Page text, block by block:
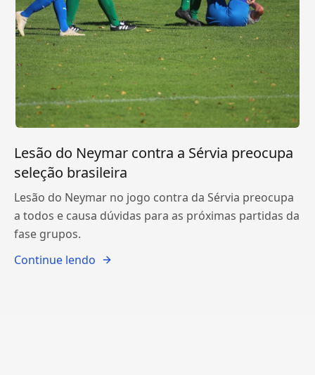
Lesão do Neymar contra a Sérvia preocupa
seleção brasileira
Lesão do Neymar no jogo contra da Sérvia preocupa
a todos e causa dúvidas para as próximas partidas da
fase grupos.
Continue lendo